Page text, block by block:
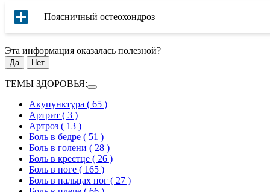
Поясничный остеохондроз
Эта информация оказалась полезной?
Да Нет
ТЕМЫ ЗДОРОВЬЯ:
Акупунктура ( 65 )
Артрит ( 3 )
Артроз ( 13 )
Боль в бедре ( 51 )
Боль в голени ( 28 )
Боль в крестце ( 26 )
Боль в ноге ( 165 )
Боль в пальцах ног ( 27 )